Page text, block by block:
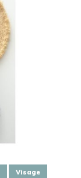
Visage